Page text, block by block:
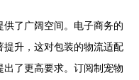
了广阔空间。电子商务的
升，这对包装的物流适配
了更高要求。订阅制宠物